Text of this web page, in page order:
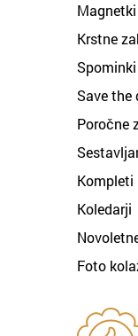
Krstne
Save the
Poročne
Kompleti
Koledarji
Foto